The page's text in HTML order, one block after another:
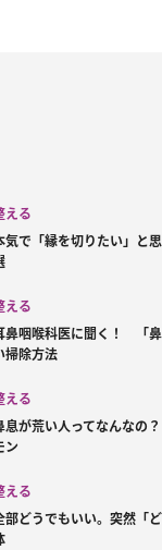
える
気で「縁を切りたい」と
える
鼻咽喉科医に聞く！ 「
掃除方法
える
息が荒い人ってなんなの
ン
える
部どうでもいい。突然「